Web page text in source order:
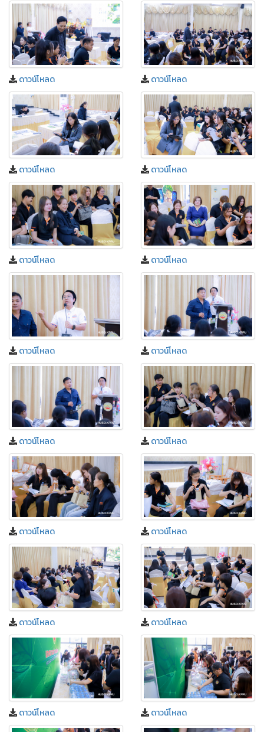
ดาวน์โหลด ดาวน์โหลด
ดาวน์โหลด ดาวน์โหลด
ดาวน์โหลด ดาวน์โหลด
ดาวน์โหลด ดาวน์โหลด
ดาวน์โหลด ดาวน์โหลด
ดาวน์โหลด ดาวน์โหลด
ดาวน์โหลด ดาวน์โหลด
ดาวน์โหลด ดาวน์โหลด